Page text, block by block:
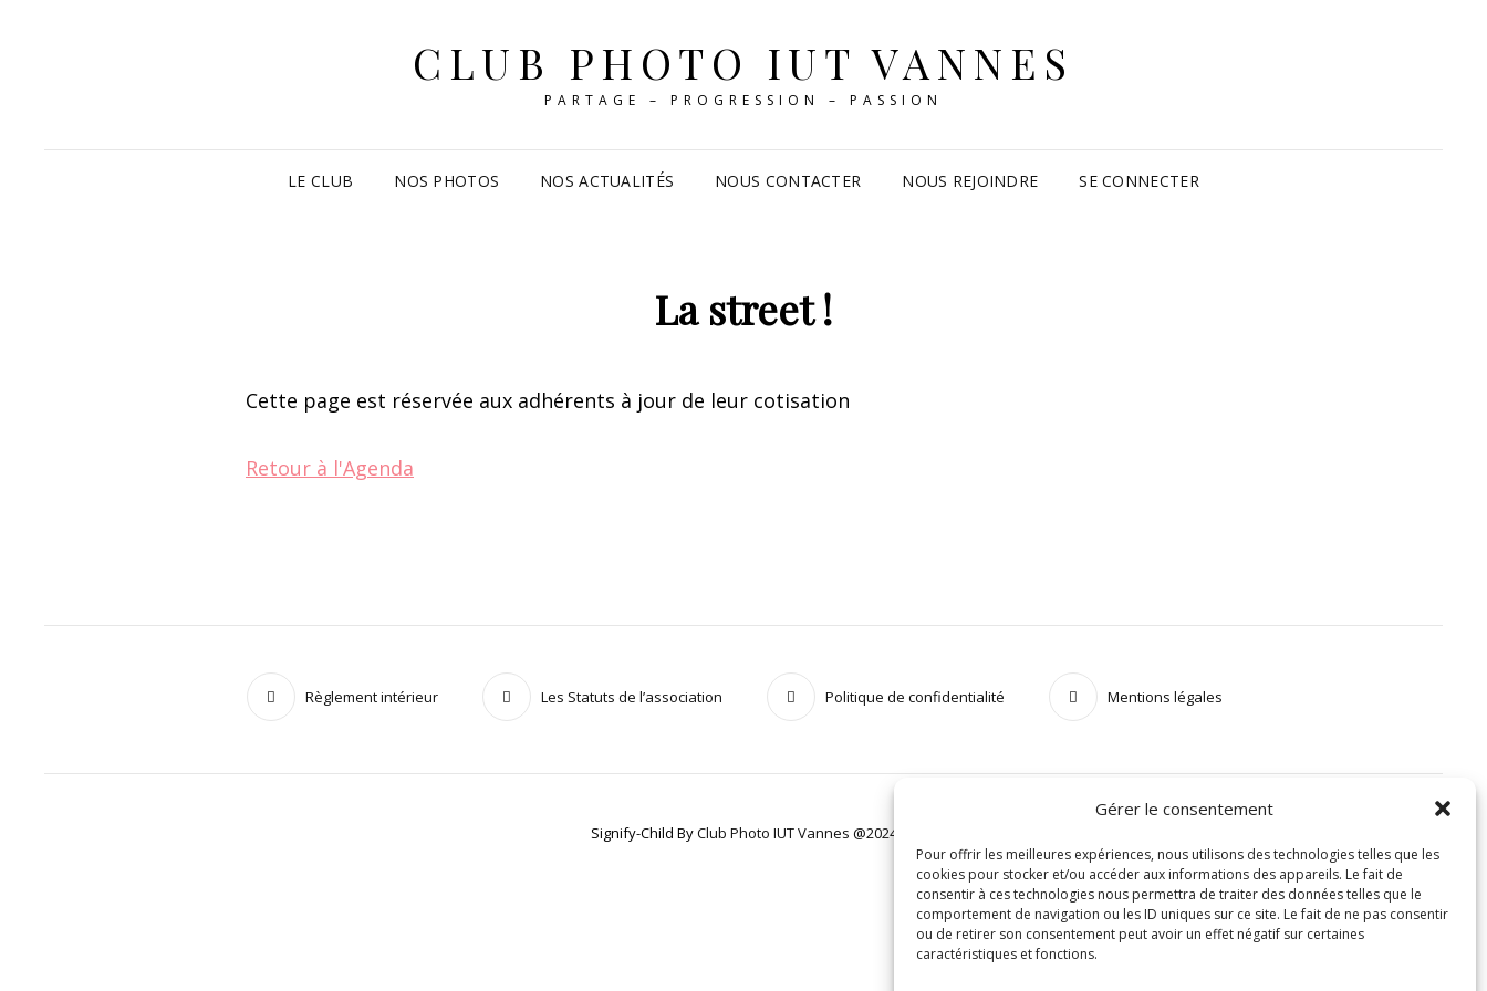
Gérer le consentement
Pour offrir les meilleures expériences, nous utilisons des technologies telles que les
cookies pour stocker et/ou accéder aux informations des appareils. Le fait de
consentir à ces technologies nous permettra de traiter des données telles que le
comportement de navigation ou les ID uniques sur ce site. Le fait de ne pas consentir
ou de retirer son consentement peut avoir un effet négatif sur certaines
caractéristiques et fonctions.
CLUB PHOTO IUT VANNES
PARTAGE – PROGRESSION – PASSION
LE CLUB NOS PHOTOS NOS ACTUALITÉS NOUS CONTACTER NOUS REJOINDRE SE CONNECTER
La street !
Cette page est réservée aux adhérents à jour de leur cotisation
Retour à l'Agenda
Règlement intérieur Les Statuts de l’association Politique de confidentialité Mentions légales
Signify-Child ByClub Photo IUT Vannes @2024